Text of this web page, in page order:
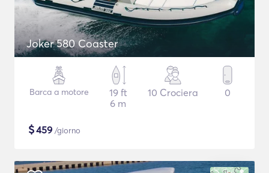
Joker 580 Coaster
Barca a motore
19 ft
6 m
10 Crociera 0
$459 /giorno